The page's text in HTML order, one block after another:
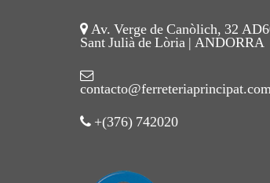
Av. Verge de Canòlich, 32
Sant Julià de Lòria | ANDORRA
contacto@ferreteriaprincipat.com
+(376) 742020